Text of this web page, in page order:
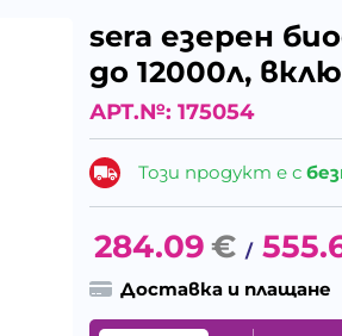
sera езерен
до 12000л,
АРТ.№: 175054
Този продукт е с
284.09€ /
Доставка и плащане